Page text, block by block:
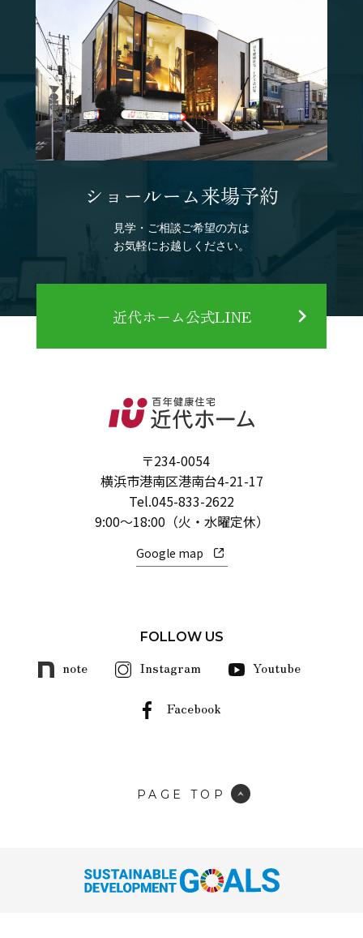
ショールーム来場予約
見学・ご相談ご希望の方は
お気軽にお越しください。
近代ホーム公式LINE
〒234-0054
横浜市港南区港南台4-21-17
Tel.045-833-2622
9:00～18:00（火・水曜定休）
Google map
FOLLOW US
note Instagram Youtube
Facebook
PAGE TOP